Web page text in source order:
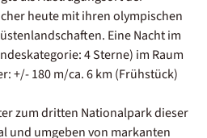
heute mit ihren olympischen
Eine Nacht im
4 Sterne) im Raum
+/- 180 m/ca. 6 km (Frühstück)
zum dritten Nationalpark dieser
und umgeben von markanten